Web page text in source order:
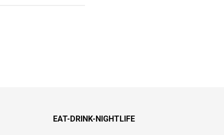
EAT-DRINK-NIGHTLIFE